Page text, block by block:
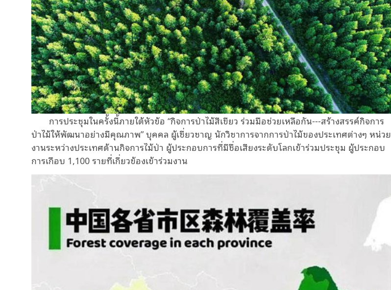
การประชุมในครั้งนี้ภายใต้หัวข้อ “กิจการป่าไม้สีเขียว ร่วมมือช่วยเหลือกัน---สร้างสรรค์กิจการ
ป่าไม้ให้พัฒนาอย่างมีคุณภาพ” บุคคล ผู้เชี่ยวชาญ นักวิชาการจากการป่าไม้ของประเทศต่างๆ หน่วย
งานระหว่างประเทศด้านกิจการไม้ป่า ผู้ประกอบการที่มีชื่อเสียงระดับโลกเข้าร่วมประชุม ผู้ประกอบ
การเกือบ 1,100รายที่เกี่ยวข้องเข้าร่วมงาน